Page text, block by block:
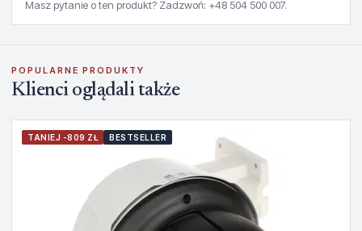
Masz pytanie o ten produkt? Zadzwoń: +48 504 500 007.
POPULARNE PRODUKTY
Klienci oglądali także
TANIEJ -809 ZŁ BESTSELLER